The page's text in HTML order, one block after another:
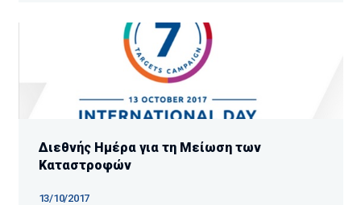
Διεθνής Ημέρα για τη Μείωση των
Καταστροφών
13/10/2017